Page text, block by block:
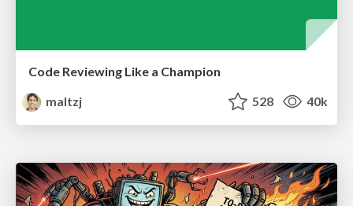
Code Reviewing Like a Champion
maltzj
528 40k